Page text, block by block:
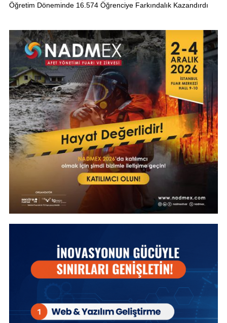
Öğretim Döneminde 16.574 Öğrenciye Farkındalık Kazandırdı